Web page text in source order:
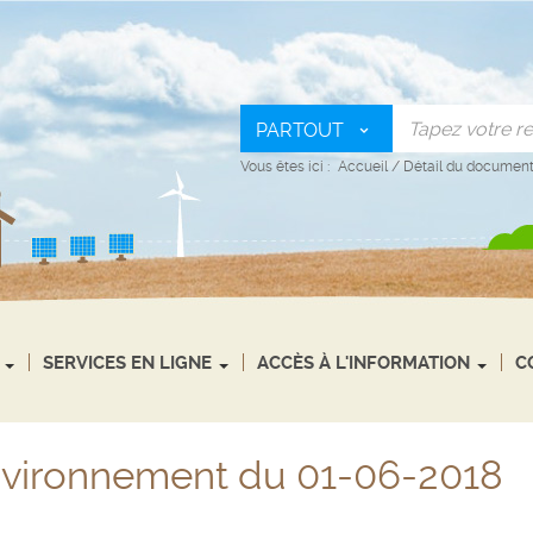
PARTOUT
Vous êtes ici : Accueil / Détail du document
SERVICES EN LIGNE ACCÈS À L'INFORMATION
du 01-06-2018